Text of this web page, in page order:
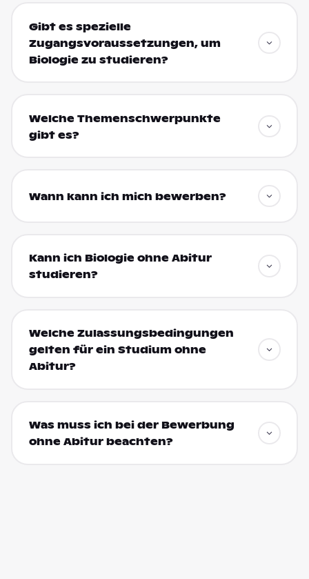
Gibt es spezielle
Zugangsvoraussetzungen, um
Biologie zu studieren?
Welche Themenschwerpunkte
gibt es?
Wann kann ich mich bewerben?
Kann ich Biologie ohne Abitur
studieren?
Welche Zulassungsbedingungen
gelten für ein Studium ohne
Abitur?
Was muss ich bei der Bewerbung
ohne Abitur beachten?